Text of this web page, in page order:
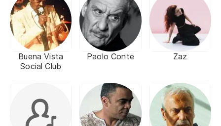
Buena Vista
Social Club
Paolo Conte Zaz